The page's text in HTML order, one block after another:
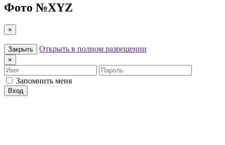
Фото №XYZ
×
Закрыть Открыть в полном разрешении
×
Имя
Пароль
Запомнить меня
Вход